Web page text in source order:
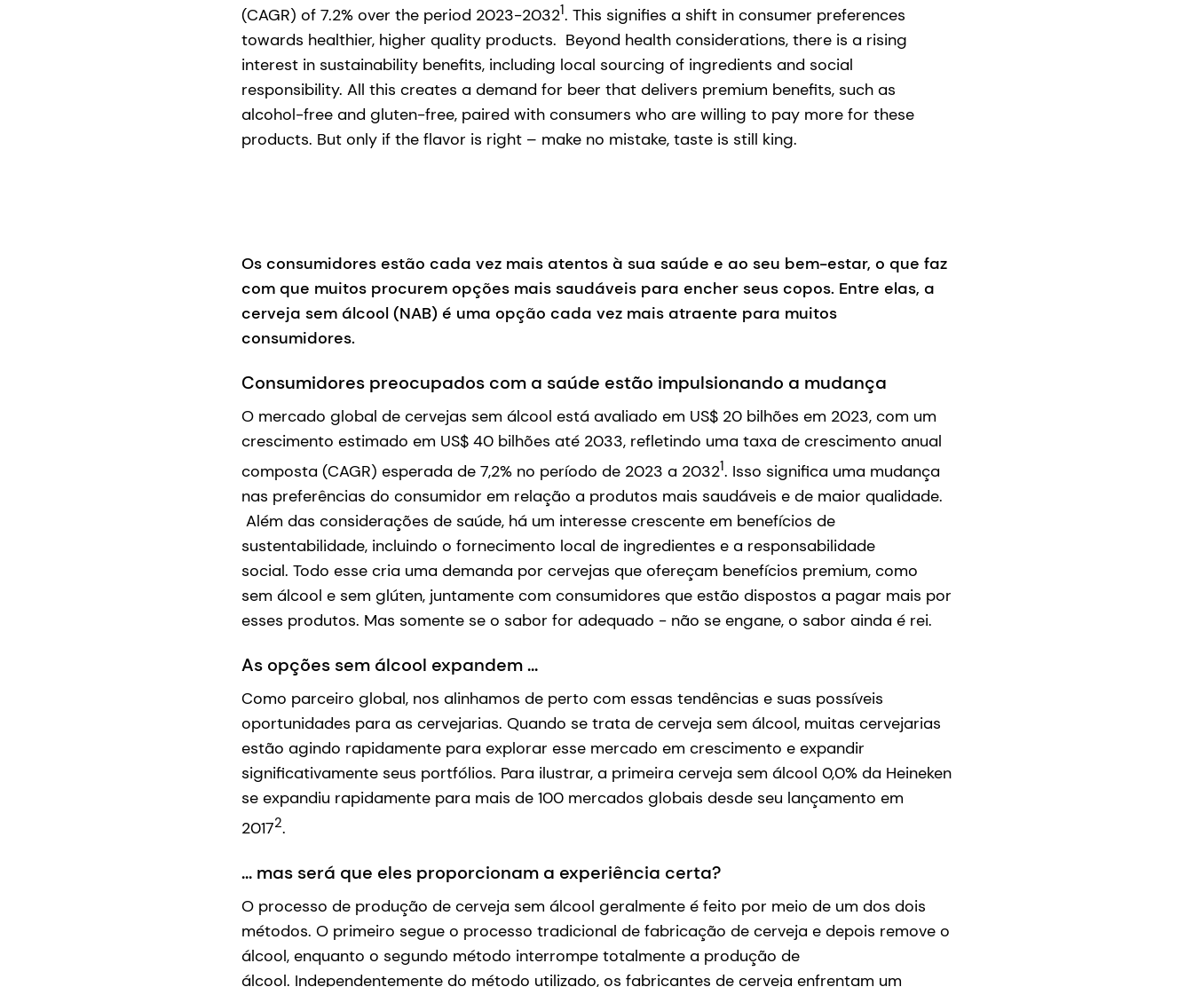
(CAGR) of 7.2% over the period 2023-20321. This signifies a shift in consumer preferences
towards healthier, higher quality products. Beyond health considerations, there is a rising
interest in sustainability benefits, including local sourcing of ingredients and social
responsibility. All this creates a demand for beer that delivers premium benefits, such as
alcohol-free and gluten-free, paired with consumers who are willing to pay more for these
products. But only if the flavor is right – make no mistake, taste is still king.
Os consumidores estão cada vez mais atentos à sua saúde e ao seu bem-estar, o que faz
com que muitos procurem opções mais saudáveis para encher seus copos. Entre elas, a
cerveja sem álcool (NAB) é uma opção cada vez mais atraente para muitos
consumidores.
Consumidores preocupados com a saúde estão impulsionando a mudança
O mercado global de cervejas sem álcool está avaliado em US$ 20 bilhões em 2023, com um
crescimento estimado em US$ 40 bilhões até 2033, refletindo uma taxa de crescimento anual
composta (CAGR) esperada de 7,2% no período de 2023 a 20321. Isso significa uma mudança
nas preferências do consumidor em relação a produtos mais saudáveis e de maior qualidade.
Além das considerações de saúde, há um interesse crescente em benefícios de
sustentabilidade, incluindo o fornecimento local de ingredientes e a responsabilidade
social. Todo esse cria uma demanda por cervejas que ofereçam benefícios premium, como
sem álcool e sem glúten, juntamente com consumidores que estão dispostos a pagar mais por
esses produtos. Mas somente se o sabor for adequado - não se engane, o sabor ainda é rei.
As opções sem álcool expandem ...
Como parceiro global, nos alinhamos de perto com essas tendências e suas possíveis
oportunidades para as cervejarias. Quando se trata de cerveja sem álcool, muitas cervejarias
estão agindo rapidamente para explorar esse mercado em crescimento e expandir
significativamente seus portfólios. Para ilustrar, a primeira cerveja sem álcool 0,0% da Heineken
se expandiu rapidamente para mais de 100 mercados globais desde seu lançamento em
20172.
... mas será que eles proporcionam a experiência certa?
O processo de produção de cerveja sem álcool geralmente é feito por meio de um dos dois
métodos. O primeiro segue o processo tradicional de fabricação de cerveja e depois remove o
álcool, enquanto o segundo método interrompe totalmente a produção de
álcool. Independentemente do método utilizado, os fabricantes de cerveja enfrentam um